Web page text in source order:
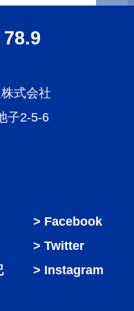
式会社
子2-5-6
Facebook
Twitter
Instagram